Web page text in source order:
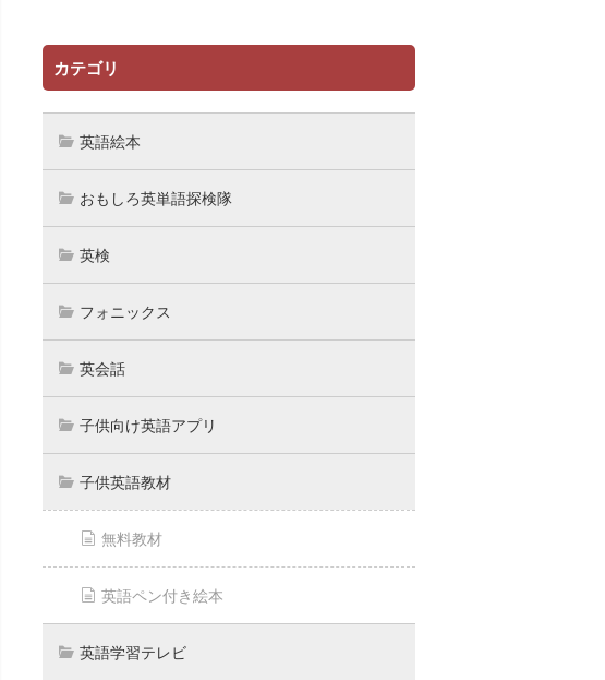
カテゴリ
英語絵本
おもしろ英単語探検隊
英検
フォニックス
英会話
子供向け英語アプリ
子供英語教材
無料教材
英語ペン付き絵本
英語学習テレビ